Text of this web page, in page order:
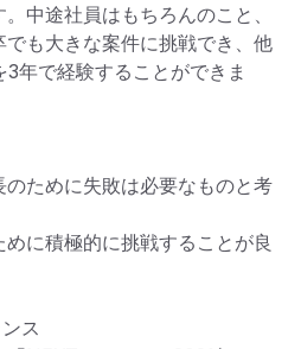
中途社員はもちろんのこと、
も大きな案件に挑戦でき、他
年で経験することができま
ために失敗は必要なものと考
に積極的に挑戦することが良
ス